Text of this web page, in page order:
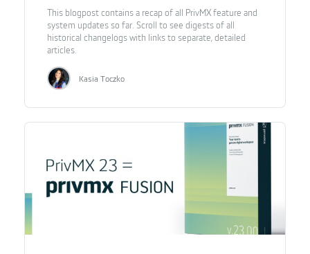
This blogpost contains a recap of all PrivMX feature and
system updates so far. Scroll to see digests of all
historical changelogs with links to separate, detailed
articles.
Kasia Toczko